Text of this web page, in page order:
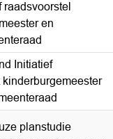
raadsvoorstel
en
Initiatief
planstudie